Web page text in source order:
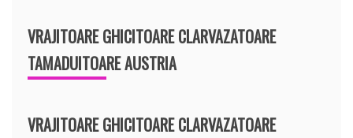
VRAJITOARE GHICITOARE CLARVAZATOARE
TAMADUITOARE AUSTRIA
VRAJITOARE GHICITOARE CLARVAZATOARE